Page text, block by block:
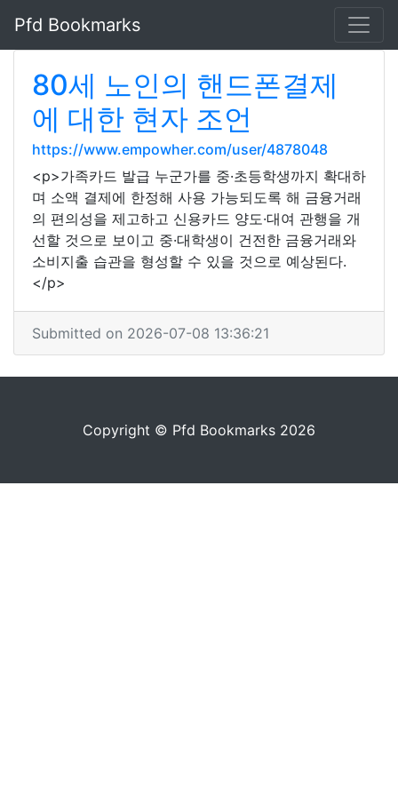
Pfd Bookmarks
80세 노인의 핸드폰결제
에 대한 현자 조언
https://www.empowher.com/user/4878048
<p>가족카드 발급 누군가를 중·초등학생까지 확대하
며 소액 결제에 한정해 사용 가능되도록 해 금융거래
의 편의성을 제고하고 신용카드 양도·대여 관행을 개
선할 것으로 보이고 중·대학생이 건전한 금융거래와
소비지출 습관을 형성할 수 있을 것으로 예상된다.
</p>
Submitted on 2026-07-08 13:36:21
Copyright © Pfd Bookmarks 2026